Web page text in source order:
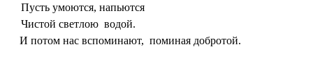
Пусть умоются, напьются
Чистой светлою водой.
И потом нас вспоминают, поминая добротой.